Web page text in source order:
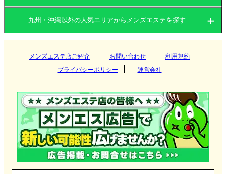
福岡県 大分県
長崎県 宮崎県
熊本県 鹿児島県
博多
天神・大名
久留米
小倉
大分県
長崎
佐世保
宮崎県
宮崎 熊本県
熊本 鹿児島県
九州・沖縄以外の人気エリアからメンズエステを探す
関東
栃木県 東京都
神奈川県 千葉県
埼玉県
大阪府 京都府
兵庫県 滋賀県
奈良県 和歌山県
東海
愛知県 岐阜県
北海道・東北
北海道 岩手県
中国
メンズエステ店ご紹介 お問い合わせ
利用規約
プライバシーポリシー
運営会社